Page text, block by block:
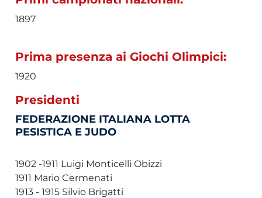
1897
Prima presenza ai Giochi Olimpici:
1920
Presidenti
FEDERAZIONE ITALIANA LOTTA
PESISTICA E JUDO
1902 -1911 Luigi Monticelli Obizzi
1911 Mario Cermenati
1913 - 1915 Silvio Brigatti